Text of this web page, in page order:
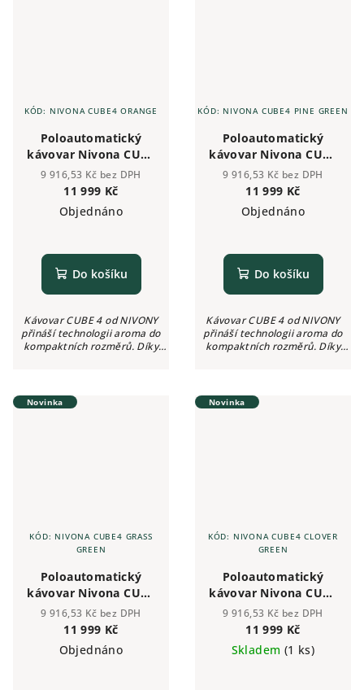
Poloautomatický
kávovar Nivona CUBE
4 ORANGE
9 916,53 Kč bez DPH
11 999 Kč
Objednáno
Do košíku
Kávovar CUBE 4 od NIVONY
přináší technologii aroma do
kompaktních rozměrů. Díky
Kávovar,...
KÓD: NIVONA CUBE4 ORANGE
Poloautomatický
kávovar Nivona CUBE
4 PINE GREEN
9 916,53 Kč bez DPH
11 999 Kč
Objednáno
Do košíku
Kávovar CUBE 4 od NIVONY
přináší technologii aroma do
kompaktních rozměrů. Díky
Kávovar,...
KÓD: NIVONA CUBE4 PINE GREEN
Novinka
Poloautomatický
kávovar Nivona CUBE
4 GRASS GREEN
9 916,53 Kč bez DPH
11 999 Kč
Objednáno
KÓD: NIVONA CUBE4 GRASS
GREEN
Novinka
Poloautomatický
kávovar Nivona CUBE
4 CLOVER GREEN
9 916,53 Kč bez DPH
11 999 Kč
Skladem (1 ks)
KÓD: NIVONA CUBE4 CLOVER
GREEN